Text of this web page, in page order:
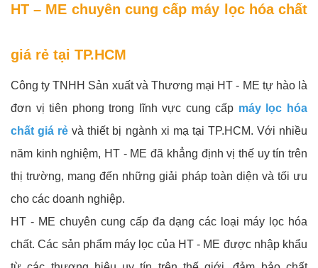
HT – ME chuyên cung cấp máy lọc hóa chất
giá rẻ tại TP.HCM
Công ty TNHH Sản xuất và Thương mại HT - ME tự hào là
đơn vị tiên phong trong lĩnh vực cung cấp máy lọc hóa
chất giá rẻ và thiết bị ngành xi mạ tại TP.HCM. Với nhiều
năm kinh nghiệm, HT - ME đã khẳng định vị thế uy tín trên
thị trường, mang đến những giải pháp toàn diện và tối ưu
cho các doanh nghiệp.
HT - ME chuyên cung cấp đa dạng các loại máy lọc hóa
chất. Các sản phẩm máy lọc của HT - ME được nhập khẩu